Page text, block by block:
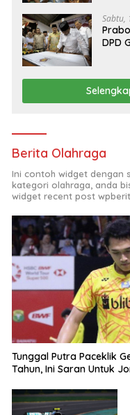
Sabtu,
DPD
Berita Olahraga
Ini contoh widget dengan
kategori olahraga, anda
widget recent post
Tunggal Putra Paceklik
Tahun, Ini Saran Untuk